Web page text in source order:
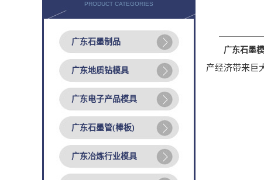
PRODUCT CATEGORIES
广东石墨制品
广东地质钻模具
广东电子产品模具
广东石墨管(棒板)
广东冶炼行业模具
广东石墨
产经济带来巨